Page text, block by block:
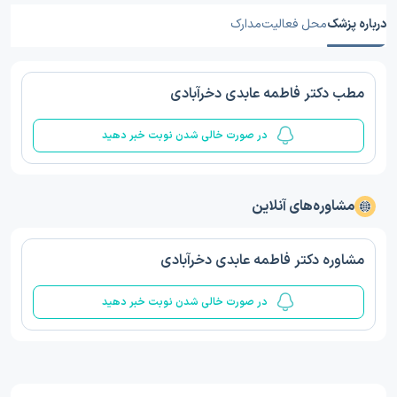
درباره پزشکمحل فعالیتمدارک
مطب دکتر فاطمه عابدی دخرآبادی
در صورت خالی شدن نوبت خبر دهید
مشاوره‌های آنلاین
مشاوره دکتر فاطمه عابدی دخرآبادی
در صورت خالی شدن نوبت خبر دهید